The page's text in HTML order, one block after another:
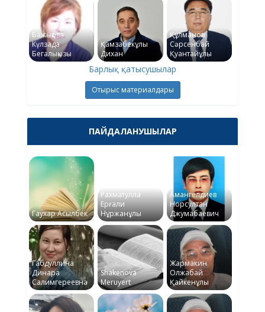
Бажықова
Күлзада
Бегалықызы
Қамзабекұлы
Дихан
Құлманов
Сәрсенбай
Қуантайұлы
Барлық қатысушылар
Отырыс материалдары
ПАЙДАЛАНУШЫЛАР
Гаухар Асылбек
Рахматулла
Ерғали
Нұржанұлы
Амангелдиев
Норсултан
Джумабаевич
Габдуллина
Динара
Салимгереевна
Shakenova
Meruyert
Жармакин
Олжабай
Қайкенұлы